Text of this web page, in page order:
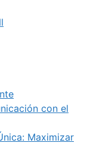
con el
Maximizar